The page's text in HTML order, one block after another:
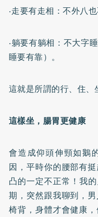
‧走要有走相：不外八也
‧躺要有躺相：不大字
睡要有靠）。
這就是所謂的行、住、
這樣坐，腸胃更健康
會造成仰頭伸頸如鵝
因，平時你的腰部有
凸的一定不正常！我
期，突然跟我聊到，
椅背，身體才會健康